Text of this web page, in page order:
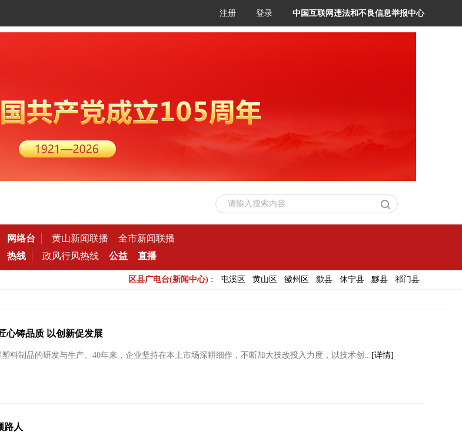
注册 登录 中国互联网违法和不良信息举报中心
请输入搜索内容
网络台 黄山新闻联播
全市新闻联播
热线
政风行风热线 公益 直播
区县广电台(新闻中心) : 屯溪区 黄山区 徽州区 歙县 休宁县 黟县 祁门县
心铸品质 以创新促发展
料制品的研发与生产。40年来，企业坚持在本土市场深耕细作，不断加大技改投入力度，以技术创... [详情]
路人